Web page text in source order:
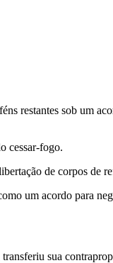
restantes sob um
cessar-fogo.
de corpos de
um acordo para
sua